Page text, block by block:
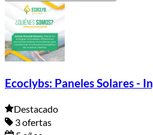
Ecoclybs: Paneles Solares -
Destacado
3 ofertas